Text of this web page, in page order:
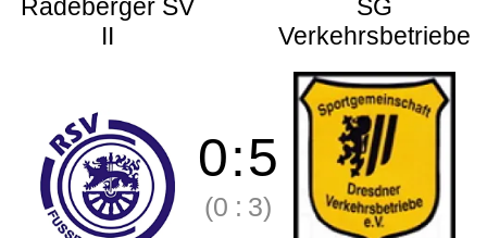
Radeberger SV
II
SG
Verkehrsbetriebe
0:5
(0 : 3)